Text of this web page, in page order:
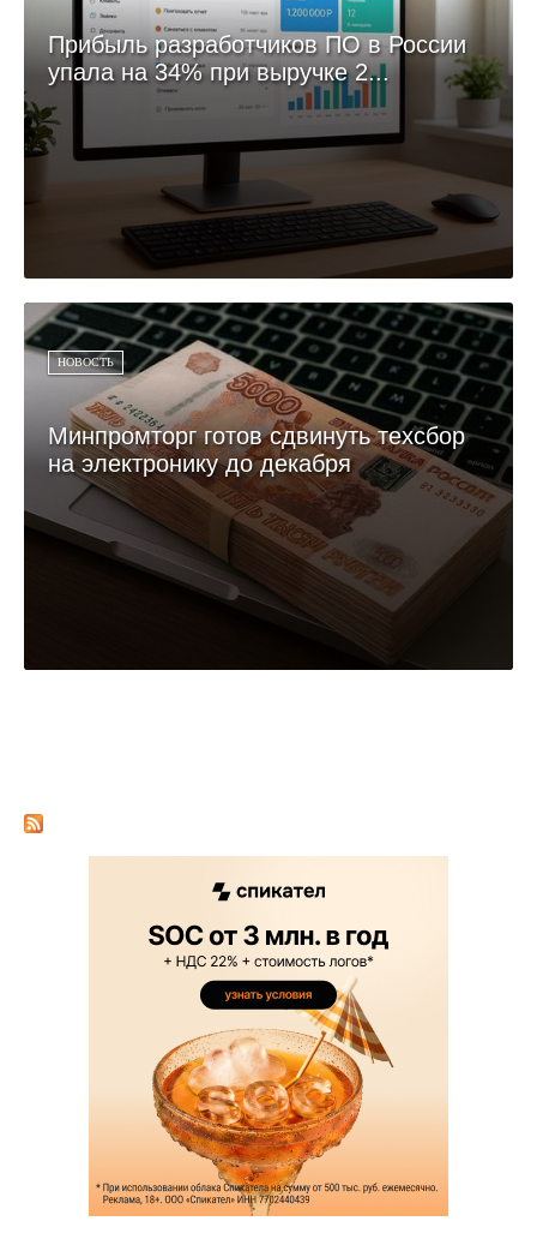
Прибыль разработчиков ПО в России
упала на 34% при выручке 2...
НОВОСТЬ
Минпромторг готов сдвинуть техсбор
на электронику до декабря